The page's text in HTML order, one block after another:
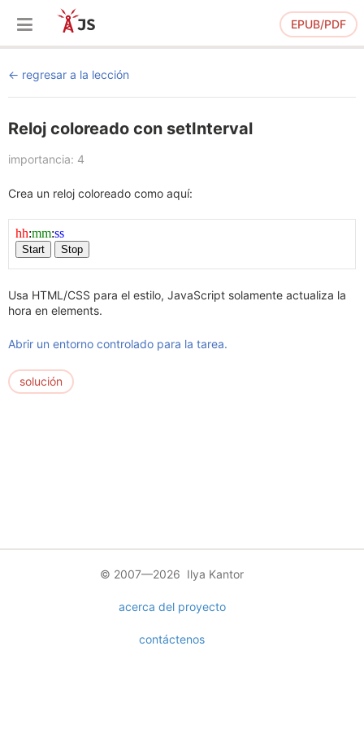
EPUB/PDF
regresar a la lección
Reloj coloreado con setInterval
importancia: 4
Crea un reloj coloreado como aquí:
Usa HTML/CSS para el estilo, JavaScript solamente actualiza la
hora en elements.
Abrir un entorno controlado para la tarea.
solución
© 2007—2026 Ilya Kantor
acerca del proyecto
contáctenos